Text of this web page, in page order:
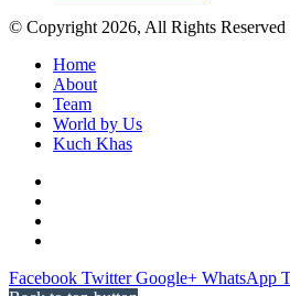
© Copyright 2026, All Rights
Home
About
Team
World by Us
Kuch Khas
Facebook Twitter Google+ WhatsApp